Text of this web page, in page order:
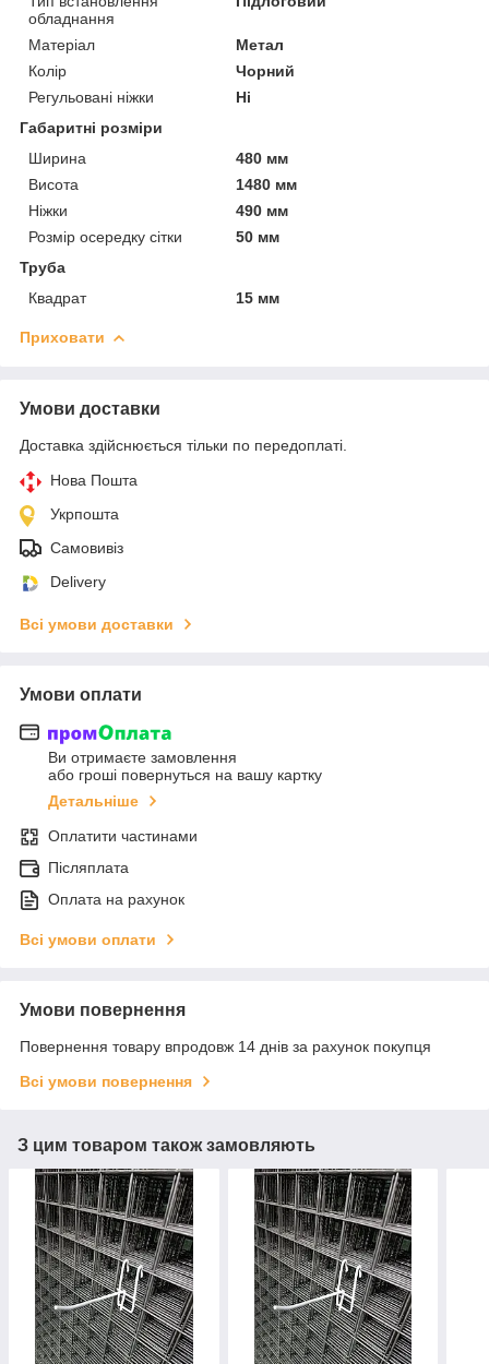
обладнання
Матеріал
Метал
Колір
Чорний
Регульовані ніжки
Ні
Габаритні розміри
Ширина
480 мм
Висота
1480 мм
Ніжки
490 мм
Розмір осередку сітки
50 мм
Труба
Квадрат
15 мм
Приховати
Умови доставки
Доставка здійснюється тільки по передоплаті.
Нова Пошта
Укрпошта
Самовивіз
Delivery
Всі умови доставки
Умови оплати
Ви отримаєте замовлення
або гроші повернуться на вашу картку
Детальніше
Оплатити частинами
Післяплата
Оплата на рахунок
Всі умови оплати
Умови повернення
Повернення товару впродовж 14 днів за рахунок покупця
Всі умови повернення
З цим товаром також замовляють